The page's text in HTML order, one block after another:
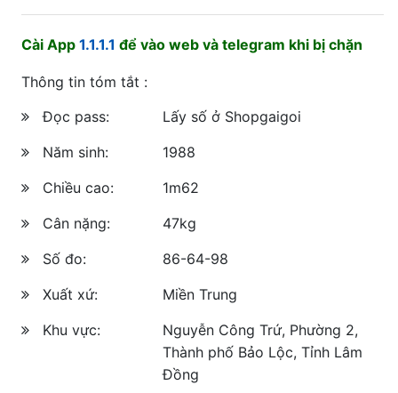
Cài App 1.1.1.1 để vào web và telegram khi bị chặn
Thông tin tóm tắt :
Đọc pass:
Lấy số ở Shopgaigoi
Năm sinh:
1988
Chiều cao:
1m62
Cân nặng:
47kg
Số đo:
86-64-98
Xuất xứ:
Miền Trung
Khu vực:
Nguyễn Công Trứ, Phường 2,
Thành phố Bảo Lộc, Tỉnh Lâm
Đồng